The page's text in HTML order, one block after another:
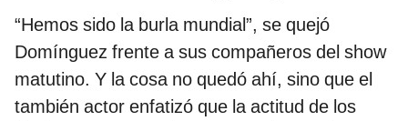
“Hemos sido la burla mundial”, se quejó
Domínguez frente a sus compañeros del show
matutino. Y la cosa no quedó ahí, sino que el
también actor enfatizó que la actitud de los